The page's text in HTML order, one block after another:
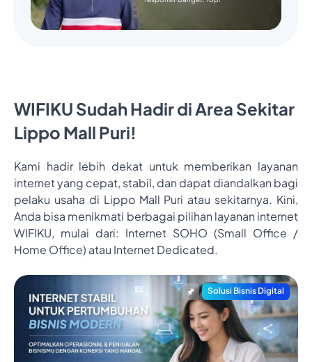
WIFIKU Sudah Hadir di Area Sekitar
Lippo Mall Puri!
Kami hadir lebih dekat untuk memberikan layanan
internet yang cepat, stabil, dan dapat diandalkan bagi
pelaku usaha di Lippo Mall Puri atau sekitarnya. Kini,
Anda bisa menikmati berbagai pilihan layanan internet
WIFIKU, mulai dari: Internet SOHO (Small Office /
Home Office) atau Internet Dedicated.
Solusi Bisnis Digital